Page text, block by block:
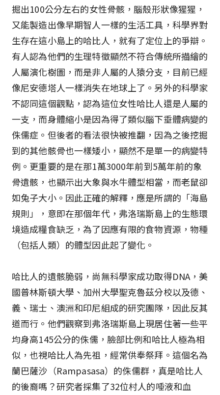
掘出100公分左右的女性骨骸，腦殼形狀像猩猩，
又能製造出像早期智人一樣的生活工具，科學界對
生存在這小島上的哈比人，就有了定位上的爭辯。
有人認為他們的生理特徵顯然不符合傳統所描繪的
人屬演化樹圖，而是非人屬的人猿分支，目前已經
像尼安德塔人一樣消失在地球上了。另外的科學家
不認同這個觀點，認為這位女性哈比人還是人屬的
一支，而身體縮小是因為得了類似腦下垂體病變的
侏儒症。但後者的看法很快被推翻，因為之後挖掘
到的其他骸骨也一樣矮小，顯然不是單一的病變特
例。更重要的是在那1萬3000年前到5萬年前的象
骨遺骸，也顯示出大象與水牛體型相當，而老鼠卻
如兔子大小。因此正確的解釋，應是所謂的「海島
規則」，意即在那個年代，弗洛瑞斯島上的生態環
境造成糧食缺乏，為了因應有限的食物資源，物種
（包括人類）的體型因此起了變化。
哈比人的遺骸脆弱，尚無科學家成功取得DNA，美
國普林斯頓大學、加州大學聖克魯茲分校以及德、
義、瑞士、澳洲和印尼組成的研究團隊，因此反其
道而行。他們觀察到弗洛瑞斯島上現居住著一些平
均身高145公分的侏儒，臉部比例和哈比人極為相
似，也視哈比人為先祖，經常供奉祭拜。這個名為
蘭巴薩沙（Rampasasa）的侏儒群，真是哈比人
的後裔嗎？研究者採集了32位村人的唾液和血